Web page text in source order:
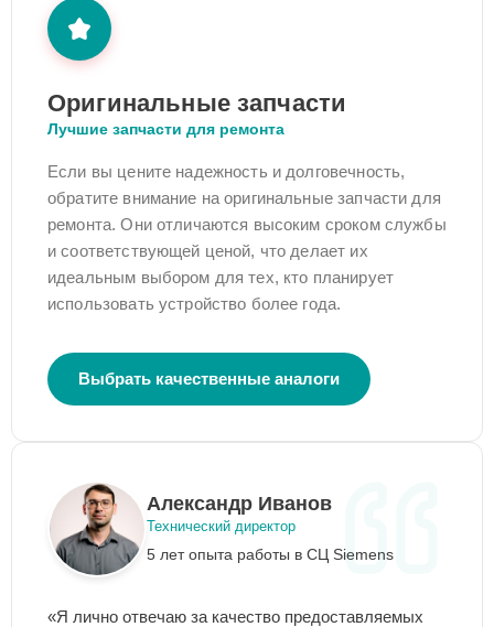
Оригинальные запчасти
Лучшие запчасти для ремонта
Если вы цените надежность и долговечность,
обратите внимание на оригинальные запчасти для
ремонта. Они отличаются высоким сроком службы
и соответствующей ценой, что делает их
идеальным выбором для тех, кто планирует
использовать устройство более года.
Выбрать качественные аналоги
Александр Иванов
Технический директор
5 лет опыта работы в СЦ Siemens
«Я лично отвечаю за качество предоставляемых